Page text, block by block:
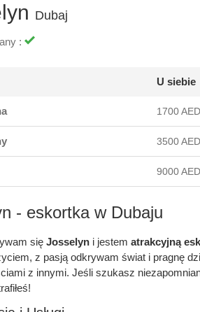
- eskortka w Dubaju
się Josselyn i jestem atrakcyjną
z pasją odkrywam świat i pragnę
z innymi. Jeśli szukasz
Dubaj
:
U siebie
1700 AED
3500 AED
9000 AED